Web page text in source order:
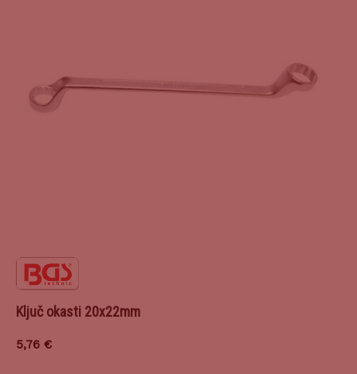
Ključ okasti 20x22mm
5,76 €